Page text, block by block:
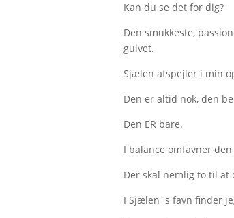
Kan du se det for dig?
Den smukkeste,
gulvet.
Sjælen afspejler i min
Den er altid nok, den
Den ER bare.
I balance omfavner
Der skal nemlig to til at
I Sjælen´s favn finder